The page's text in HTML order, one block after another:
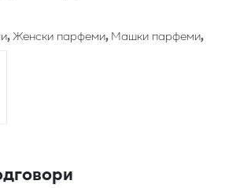
,Женски парфеми,Машки парфеми,